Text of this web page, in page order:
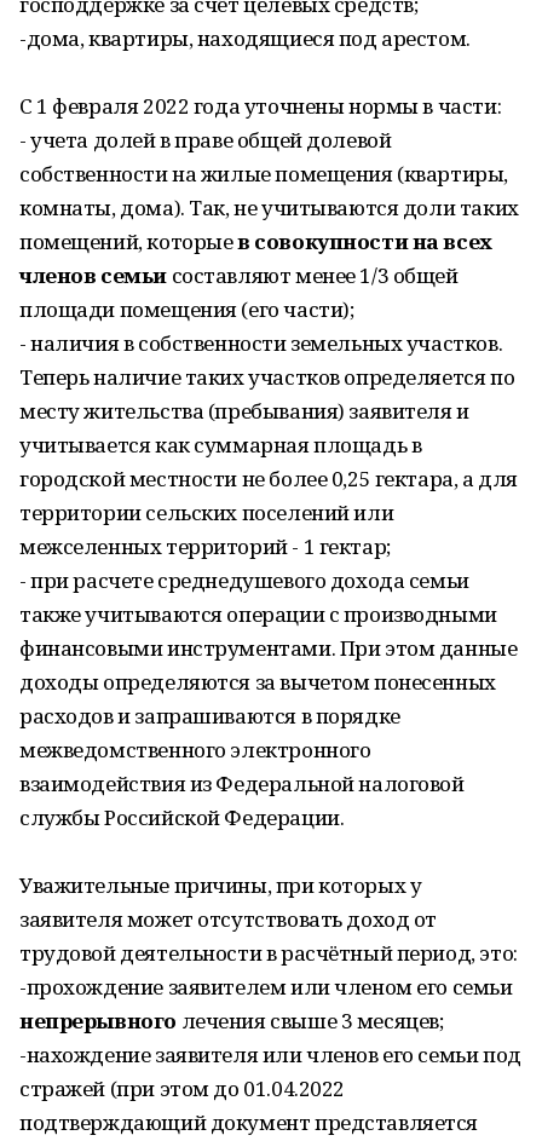
-дома, квартиры, находящиеся под арестом.
С 1 февраля 2022 года уточнены нормы в части:
- учета долей в праве общей долевой
собственности на жилые помещения (квартиры,
комнаты, дома). Так, не учитываются доли таких
помещений, которыев совокупности на всех
членов семьисоставляют менее 1/3 общей
площади помещения (его части);
- наличия в собственности земельных участков.
Теперь наличие таких участков определяется по
месту жительства (пребывания) заявителя и
учитывается как суммарная площадь в
городской местности не более 0,25 гектара, а для
территории сельских поселений или
межселенных территорий - 1 гектар;
- при расчете среднедушевого дохода семьи
также учитываются операции с производными
финансовыми инструментами. При этом данные
доходы определяются за вычетом понесенных
расходов и запрашиваются в порядке
межведомственного электронного
взаимодействия из Федеральной налоговой
службы Российской Федерации.
Уважительные причины, при которых у
заявителя может отсутствовать доход от
трудовой деятельности в расчётный период, это:
-прохождение заявителем или членом его семьи
непрерывного лечения свыше 3 месяцев;
-нахождение заявителя или членов его семьи под
стражей (при этом до 01.04.2022
подтверждающий документ представляется